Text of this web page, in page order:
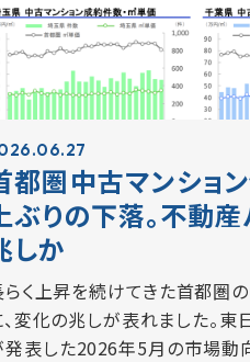
都圏中古マンショ
ぶりの下落。不動
しか
らく上昇を続けてきた首都圏
、変化の兆しが表れました。
表した2026年5月の市場動